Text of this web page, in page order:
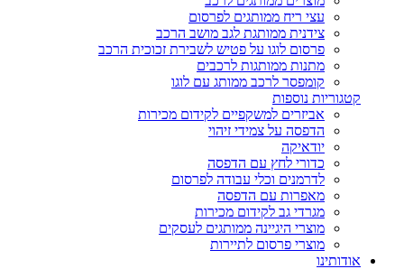
עצי ריח ממותגים לפרסום
צידנית ממותגת לגב מושב הרכב
פרסום לוגו על פטיש לשבירת זכוכית הרכב
מתנות ממותגות לרכבים
קומפסר לרכב ממותג עם לוגו
קטגוריות נוספות
אביזרים למשקפיים לקידום מכירות
הדפסה על צמידי זיהוי
יודאיקה
כדורי לחץ עם הדפסה
לדרמנים וכלי עבודה לפרסום
מאפרות עם הדפסה
מגרדי גב לקידום מכירות
מוצרי היגיינה ממותגים לעסקים
מוצרי פרסום לתיירות
אודותינו